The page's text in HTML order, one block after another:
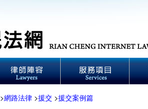
>網路法律 >援交 >援交案例篇